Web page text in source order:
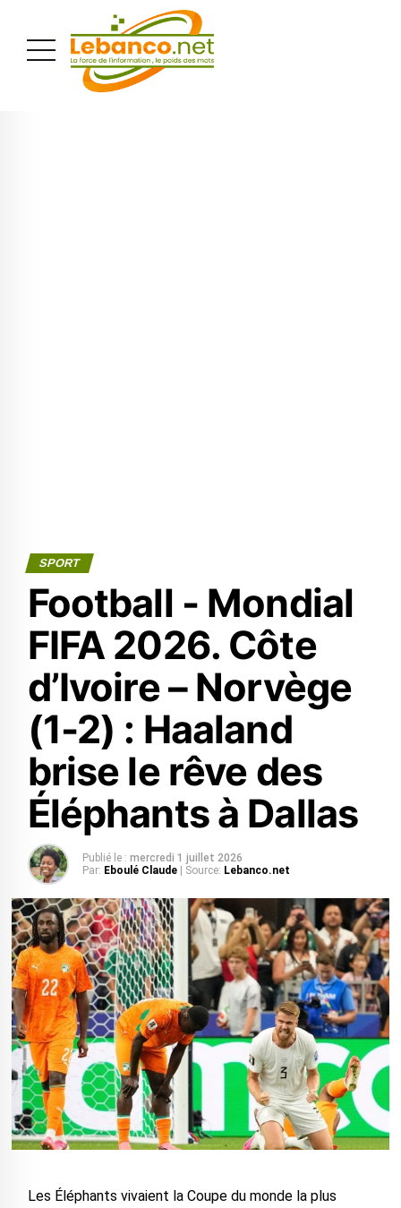
SPORT
Football - Mondial
FIFA 2026. ‎Côte
d’Ivoire – Norvège
(1-2) : Haaland
brise le rêve des
Éléphants à Dallas
Publié le : mercredi 1 juillet 2026
Par: Eboulé Claude | Source: Lebanco.net
‎Les Éléphants vivaient la Coupe du monde la plus